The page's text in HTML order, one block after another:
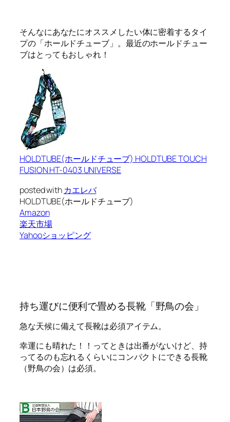
そんなにあなたにオススメしたい体に密着するタイ
プの「ホールドチューブ」 。最近のホールドチュー
ブはとってもおしゃれ！
HOLDTUBE(ホールドチューブ) HOLDTUBE TOUCH
FUSION HT-0403 UNIVERSE
posted with カエレバ
HOLDTUBE(ホールドチューブ)
Amazon
楽天市場
Yahooショッピング
持ち運びに便利で畳める長靴「野鳥の会」
急な天候に備えて長靴は必須アイテム。
幸運にも晴れた！！ってときは出番がないけど、 持
ってるのも忘れるくらいにコンパクトにできる長靴
（野鳥の会） は必須。